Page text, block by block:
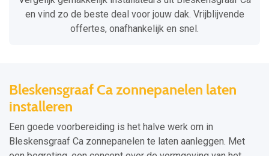
en vind zo de beste deal voor jouw dak. Vrijblijvende
offertes, onafhankelijk en snel.
Bleskensgraaf Ca zonnepanelen laten
installeren
Een goede voorbereiding is het halve werk om in
Bleskensgraaf Ca zonnepanelen te laten aanleggen. Met